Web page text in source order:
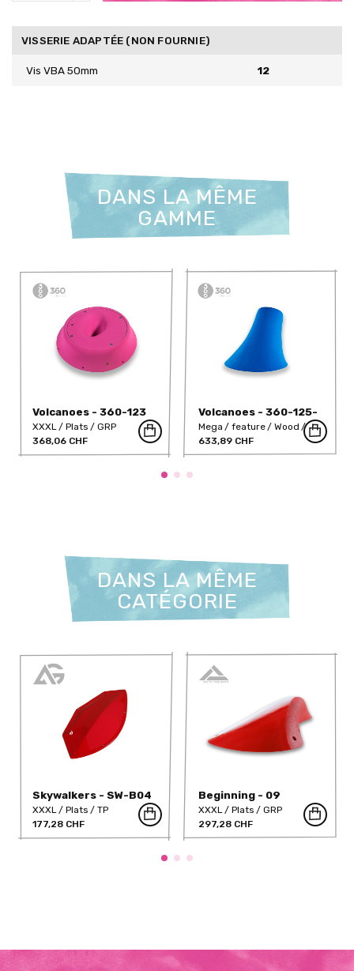
VISSERIE ADAPTÉE (NON FOURNIE)
Vis VBA 50mm 12
DANS LA MÊME
GAMME
Volcanoes - 360-123
XXXL Plats
GRP
368,06 CHF
Volcanoes - 360-125-
WI
Mega feature
Wood
GRP
633,89 CHF
DANS LA MÊME
CATÉGORIE
Skywalkers - SW-B04
(Dual)
XXXL Plats
TP
177,28 CHF
Beginning - 09
XXXL Plats
GRP
297,28 CHF